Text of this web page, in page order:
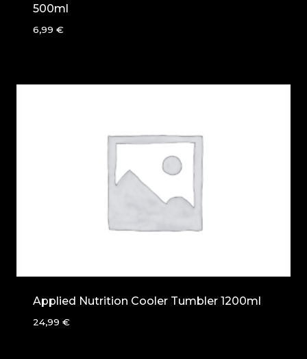
500ml
6,99 €
Applied Nutrition Cooler Tumbler 1200ml
24,99 €